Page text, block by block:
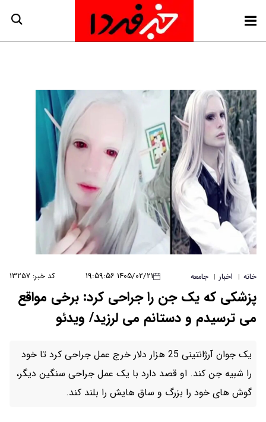
۱۴۰۵/۰۲/۲۱ ۱۹:۵۹:۵۶ کد خبر: ۱۳۲۵۷
جراحی کرد: برخی مواقع
می لرزید/ ویدئو
جوان آرژانتینی 25 هزار دلار خرج عمل جراحی کرد تا خود
دارد با یک عمل جراحی سنگین دیگر،
ساق هایش را بلند کند.